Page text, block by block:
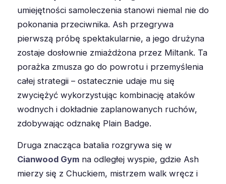
umiejętności samoleczenia stanowi niemal nie do
pokonania przeciwnika. Ash przegrywa
pierwszą próbę spektakularnie, a jego drużyna
zostaje dosłownie zmiażdżona przez Miltank. Ta
porażka zmusza go do powrotu i przemyślenia
całej strategii – ostatecznie udaje mu się
zwyciężyć wykorzystując kombinację ataków
wodnych i dokładnie zaplanowanych ruchów,
zdobywając odznakę Plain Badge.
Druga znacząca batalia rozgrywa się w
Cianwood Gym na odległej wyspie, gdzie Ash
mierzy się z Chuckiem, mistrzem walk wręcz i